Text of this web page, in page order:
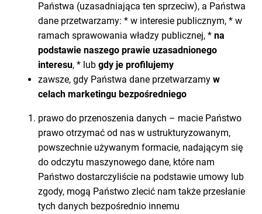
Państwa (uzasadniająca ten sprzeciw), a Państwa
dane przetwarzamy: * w interesie publicznym, * w
ramach sprawowania władzy publicznej, * na
podstawie naszego prawie uzasadnionego
interesu, * lub gdy je profilujemy
zawsze, gdy Państwa dane przetwarzamy w
celach marketingu bezpośredniego
prawo do przenoszenia danych – macie Państwo
prawo otrzymać od nas w ustrukturyzowanym,
powszechnie używanym formacie, nadającym się
do odczytu maszynowego dane, które nam
Państwo dostarczyliście na podstawie umowy lub
zgody, mogą Państwo zlecić nam także przesłanie
tych danych bezpośrednio innemu